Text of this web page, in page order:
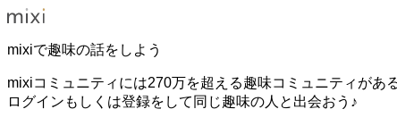
mixiで趣味の話をしよう
mixiコミュニティには270万を超える趣味コミュニティがあ
ログインもしくは登録をして同じ趣味の人と出会おう♪